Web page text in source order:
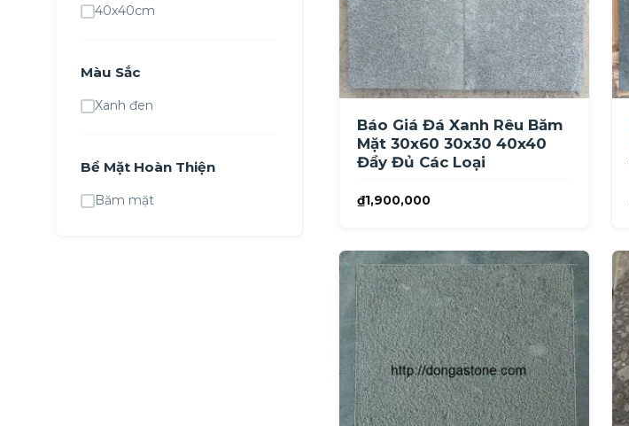
40x40cm
Màu Sắc
Xanh đen
Bề Mặt Hoàn Thiện
Băm mặt
Báo Giá Đá Xanh Rêu Băm
Mặt 30x60 30x30 40x40
Đầy Đủ Các Loại
₫1,900,000